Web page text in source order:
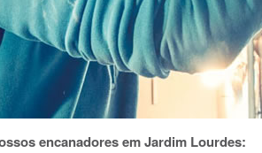
encanadores em Jardim Lourdes: